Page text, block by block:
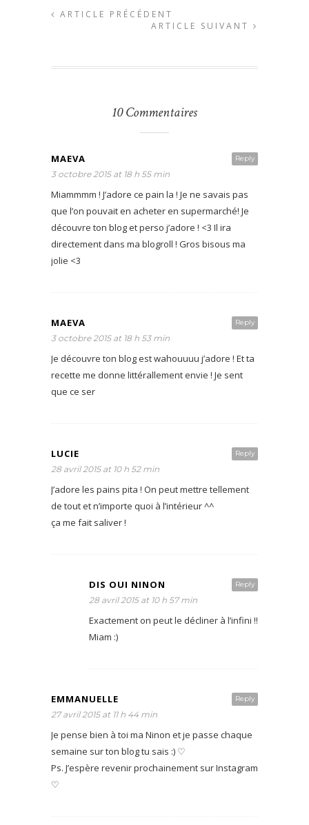
ARTICLE PRÉCÉDENT
ARTICLE SUIVANT
10 Commentaires
Reply
MAEVA
3 octobre 2015 at 18 h 55 min
Miammmm ! J’adore ce pain la ! Je ne savais pas
que l’on pouvait en acheter en supermarché! Je
découvre ton blog et perso j’adore ! <3 Il ira
directement dans ma blogroll ! Gros bisous ma
jolie <3
Reply
MAEVA
3 octobre 2015 at 18 h 53 min
Je découvre ton blog est wahouuuu j’adore ! Et ta
recette me donne littérallement envie ! Je sent
que ce ser
Reply
LUCIE
28 avril 2015 at 10 h 52 min
J’adore les pains pita ! On peut mettre tellement
de tout et n’importe quoi à l’intérieur ^^
ça me fait saliver !
Reply
DIS OUI NINON
28 avril 2015 at 10 h 57 min
Exactement on peut le décliner à l’infini !!
Miam :)
Reply
EMMANUELLE
27 avril 2015 at 11 h 44 min
Je pense bien à toi ma Ninon et je passe chaque
semaine sur ton blog tu sais :) ♡
Ps. J’espère revenir prochainement sur Instagram
♡